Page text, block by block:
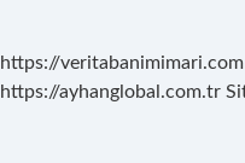
https://veritabanimimari.com
https://ayhanglobal.com.tr